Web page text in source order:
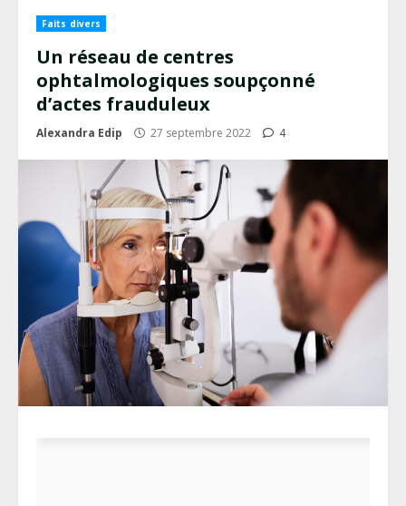
Faits divers
Un réseau de centres
ophtalmologiques soupçonné
d’actes frauduleux
Alexandra Edip 27 septembre 2022 4